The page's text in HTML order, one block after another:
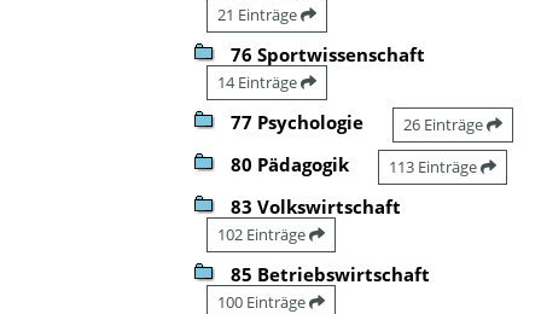
21 Einträge
76 Sportwissenschaft
14 Einträge
77 Psychologie 26 Einträge
80 Pädagogik 113 Einträge
83 Volkswirtschaft
102 Einträge
85 Betriebswirtschaft
100 Einträge